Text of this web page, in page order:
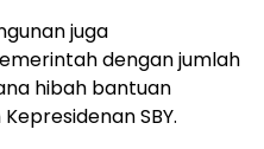
juga
dengan jumlah
hibah bantuan
SBY.